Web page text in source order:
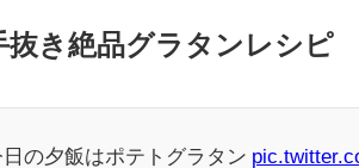
抜き絶品グラタンレシピ
日の夕飯はポテトグラタン